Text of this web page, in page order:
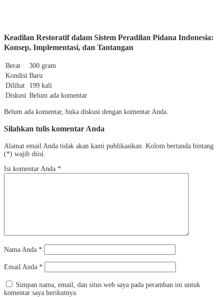
Keadilan Restoratif dalam Sistem Peradilan Pidana Indonesia:
Konsep, Implementasi, dan Tantangan
Berat
300 gram
Kondisi Baru
Dilihat
199 kali
Diskusi Belum ada komentar
Belum ada komentar, buka diskusi dengan komentar Anda.
Silahkan tulis komentar Anda
Alamat email Anda tidak akan kami publikasikan. Kolom bertanda bintang
(*) wajib diisi.
Isi komentar Anda *
Nama Anda *
Email Anda *
Simpan nama, email, dan situs web saya pada peramban ini untuk
komentar saya berikutnya.